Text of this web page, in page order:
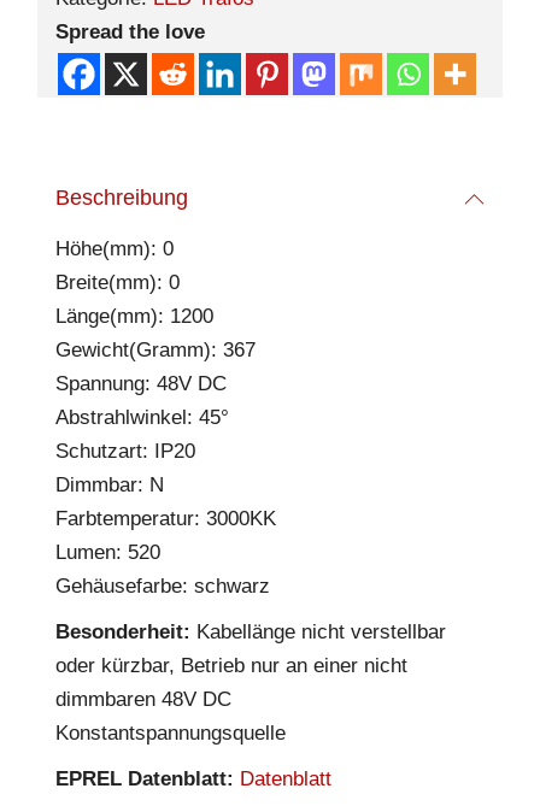
Spread the love
Beschreibung
Höhe(mm): 0
Breite(mm): 0
Länge(mm): 1200
Gewicht(Gramm): 367
Spannung: 48V DC
Abstrahlwinkel: 45°
Schutzart: IP20
Dimmbar: N
Farbtemperatur: 3000KK
Lumen: 520
Gehäusefarbe: schwarz
Besonderheit: Kabellänge nicht verstellbar
oder kürzbar, Betrieb nur an einer nicht
dimmbaren 48V DC
Konstantspannungsquelle
EPREL Datenblatt: Datenblatt